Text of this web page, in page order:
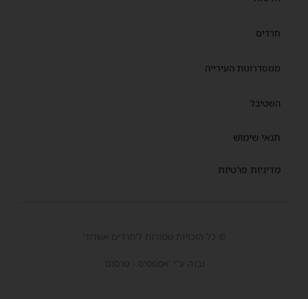
חרדים
ממסדרונות העירייה
השטיבל
תנאי שימוש
מדיניות פרטיות
© כל הזכויות שמורות ל'חרדים אשדוד'
נבנה ע"י 'אמפסיס - פרסום'